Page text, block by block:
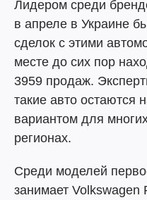
Лидером среди
в апреле в Украине
сделок с этими
месте до сих пор
3959 продаж.
такие авто остаются
вариантом для
регионах.
Среди моделей
занимает Volkswagen